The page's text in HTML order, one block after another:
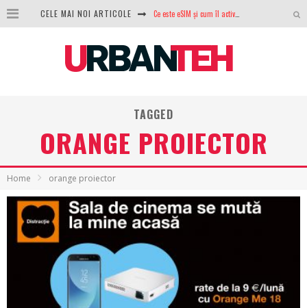
CELE MAI NOI ARTICOLE 100 GB de internet mobil gratuit de la Orange. Fără contract, fără acte și fără obligații
NVIDIA avertizează: memoria RAM și SSD-urile ar putea deveni și mai scumpe în perioada următoare
TAGGED
ORANGE PROIECTOR
Home orange proiector